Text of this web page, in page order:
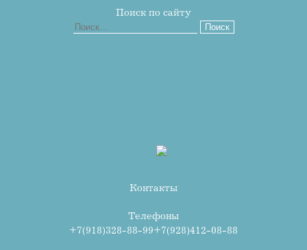
Поиск по сайту
Найти:
Контакты
Телефоны
+7(918)328-88-99+7(928)412-08-88